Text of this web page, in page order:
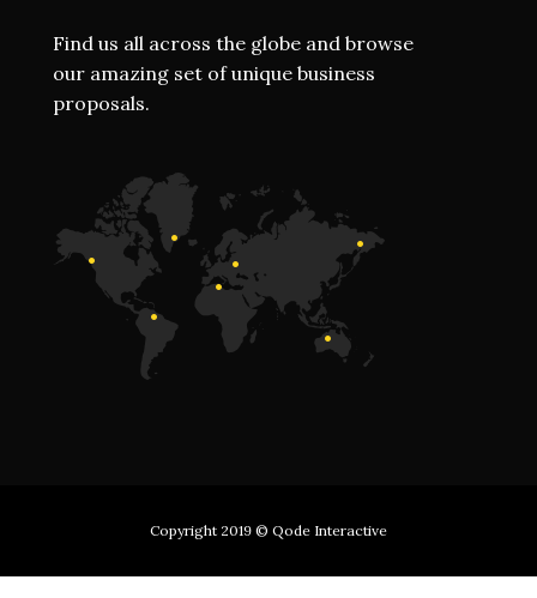
Find us all across the globe and browse
our amazing set of unique business
proposals.
Copyright 2019 © Qode Interactive